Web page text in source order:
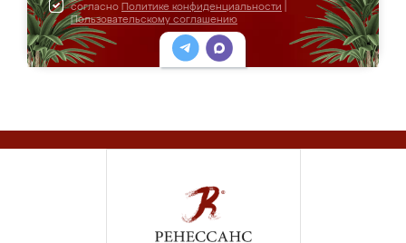
согласно Политике конфиденциальности
Пользовательскому соглашению